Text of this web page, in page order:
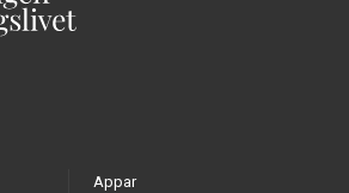
Appar